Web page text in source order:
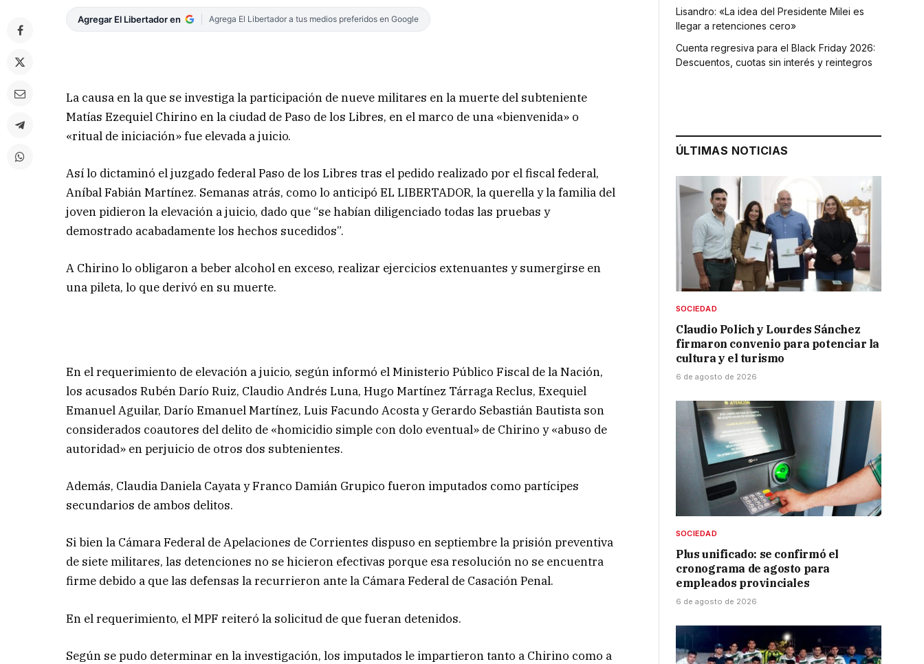
Agregar El Libertador en Agrega El Libertador a tus medios preferidos en Google
La causa en la que se investiga la participación de nueve militares en la muerte del subteniente
Matías Ezequiel Chirino en la ciudad de Paso de los Libres, en el marco de una «bienvenida» o
«ritual de iniciación» fue elevada a juicio.
Así lo dictaminó el juzgado federal Paso de los Libres tras el pedido realizado por el fiscal federal,
Aníbal Fabián Martínez. Semanas atrás, como lo anticipó EL LIBERTADOR, la querella y la familia del
joven pidieron la elevación a juicio, dado que “se habían diligenciado todas las pruebas y
demostrado acabadamente los hechos sucedidos”.
A Chirino lo obligaron a beber alcohol en exceso, realizar ejercicios extenuantes y sumergirse en
una pileta, lo que derivó en su muerte.
En el requerimiento de elevación a juicio, según informó el Ministerio Público Fiscal de la Nación,
los acusados Rubén Darío Ruiz, Claudio Andrés Luna, Hugo Martínez Tárraga Reclus, Exequiel
Emanuel Aguilar, Darío Emanuel Martínez, Luis Facundo Acosta y Gerardo Sebastián Bautista son
considerados coautores del delito de «homicidio simple con dolo eventual» de Chirino y «abuso de
autoridad» en perjuicio de otros dos subtenientes.
Además, Claudia Daniela Cayata y Franco Damián Grupico fueron imputados como partícipes
secundarios de ambos delitos.
Si bien la Cámara Federal de Apelaciones de Corrientes dispuso en septiembre la prisión preventiva
de siete militares, las detenciones no se hicieron efectivas porque esa resolución no se encuentra
firme debido a que las defensas la recurrieron ante la Cámara Federal de Casación Penal.
En el requerimiento, el MPF reiteró la solicitud de que fueran detenidos.
Según se pudo determinar en la investigación, los imputados le impartieron tanto a Chirino como a
Lisandro: «La idea del Presidente Milei es
llegar a retenciones cero»
Cuenta regresiva para el Black Friday 2026:
Descuentos, cuotas sin interés y reintegros
ÚLTIMAS NOTICIAS
SOCIEDAD
Claudio Polich y Lourdes Sánchez
firmaron convenio para potenciar la
cultura y el turismo
6 de agosto de 2026
SOCIEDAD
Plus unificado: se confirmó el
cronograma de agosto para
empleados provinciales
6 de agosto de 2026